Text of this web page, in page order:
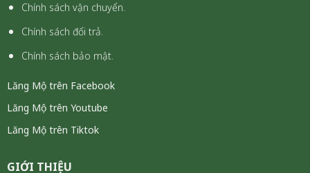
Chính sách vận chuyển.
Chính sách đổi trả.
Chính sách bảo mật.
Lăng Mộ trên Facebook
Lăng Mộ trên Youtube
Lăng Mộ trên Tiktok
GIỚI THIỆU